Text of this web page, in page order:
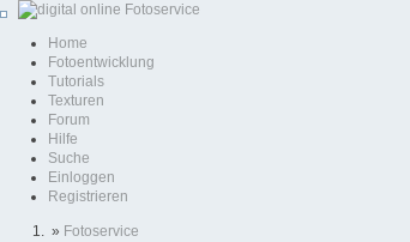
Home
Fotoentwicklung
Tutorials
Texturen
Forum
Hilfe
Suche
Einloggen
Registrieren
» Fotoservice